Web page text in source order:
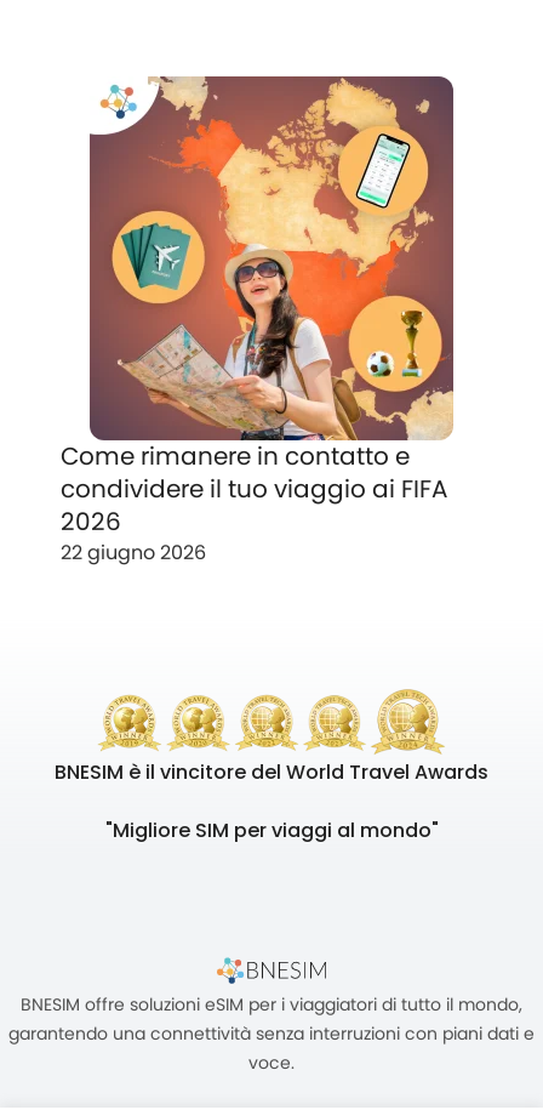
Come rimanere in contatto e
condividere il tuo viaggio ai FIFA
2026
22 giugno 2026
BNESIM è il vincitore del World Travel Awards
"Migliore SIM per viaggi al mondo"
BNESIM offre soluzioni eSIM per i viaggiatori di tutto il mondo,
garantendo una connettività senza interruzioni con piani dati e
voce.